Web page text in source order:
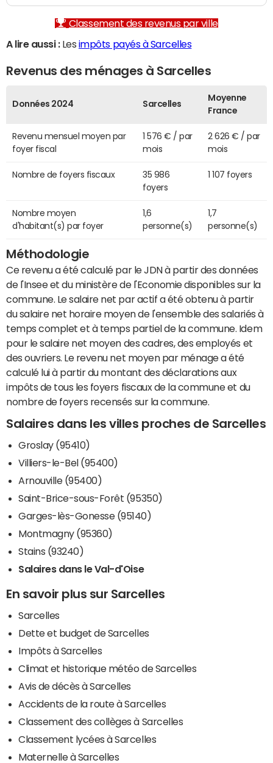
Classement des revenus par ville
A lire aussi :Les impôts payés à Sarcelles
Revenus des ménages à Sarcelles
Données 2024 Sarcelles
Moyenne
France
Revenu mensuel moyen par
foyer fiscal
1 576 € / par
mois
2 626 € / par
mois
Nombre de foyers fiscaux
35 986
foyers
1 107 foyers
Nombre moyen
d'habitant(s) par foyer
1,6
personne(s)
1,7
personne(s)
Méthodologie
Ce revenu a été calculé par le JDN à partir des données
de l'Insee et du ministère de l'Economie disponibles sur la
commune. Le salaire net par actif a été obtenu à partir
du salaire net horaire moyen de l'ensemble des salariés à
temps complet et à temps partiel de la commune. Idem
pour le salaire net moyen des cadres, des employés et
des ouvriers. Le revenu net moyen par ménage a été
calculé lui à partir du montant des déclarations aux
impôts de tous les foyers fiscaux de la commune et du
nombre de foyers recensés sur la commune.
Salaires dans les villes proches de Sarcelles
Groslay (95410)
Villiers-le-Bel (95400)
Arnouville (95400)
Saint-Brice-sous-Forêt (95350)
Garges-lès-Gonesse (95140)
Montmagny (95360)
Stains (93240)
Salaires dans le Val-d'Oise
En savoir plus sur Sarcelles
Sarcelles
Dette et budget de Sarcelles
Impôts à Sarcelles
Climat et historique météo de Sarcelles
Avis de décès à Sarcelles
Accidents de la route à Sarcelles
Classement des collèges à Sarcelles
Classement lycées à Sarcelles
Maternelle à Sarcelles